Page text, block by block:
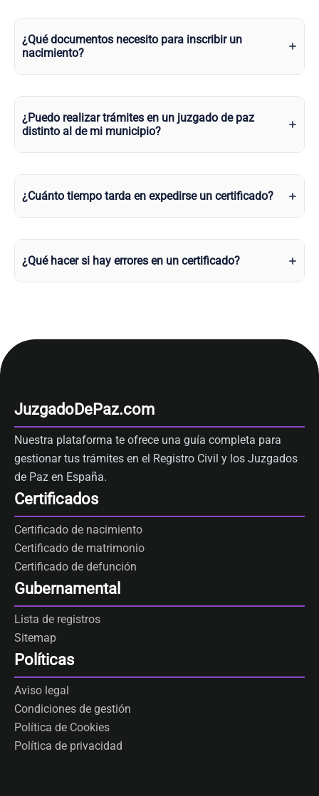
¿Qué documentos necesito para inscribir un
nacimiento?
¿Puedo realizar trámites en un juzgado de paz
distinto al de mi municipio?
¿Cuánto tiempo tarda en expedirse un certificado?
¿Qué hacer si hay errores en un certificado?
JuzgadoDePaz.com
Nuestra plataforma te ofrece una guía completa para
gestionar tus trámites en el Registro Civil y los Juzgados
de Paz en España.
Certificados
Certificado de nacimiento
Certificado de matrimonio
Certificado de defunción
Gubernamental
Lista de registros
Sitemap
Políticas
Aviso legal
Condiciones de gestión
Política de Cookies
Política de privacidad